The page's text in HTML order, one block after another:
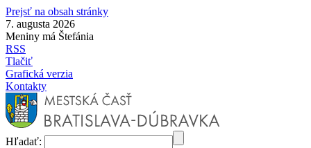
Prejsť na obsah stránky
7. augusta 2026
Meniny má Štefánia
RSS
Tlačiť
Grafická verzia
Kontakty
Hľadať: